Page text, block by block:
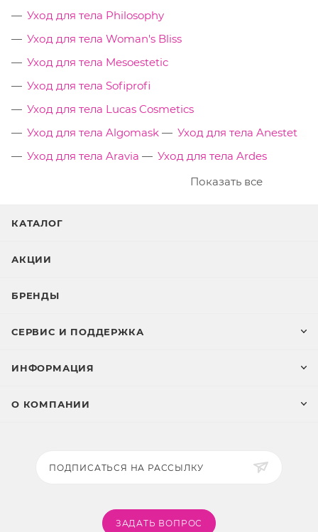
Уход для тела Philosophy
Уход для тела Woman's Bliss
Уход для тела Mesoestetic
Уход для тела Sofiprofi
Уход для тела Lucas Cosmetics
Уход для тела Algomask
Уход для тела Anestet
Уход для тела Aravia
Уход для тела Ardes
Показать все
КАТАЛОГ
АКЦИИ
БРЕНДЫ
СЕРВИС И ПОДДЕРЖКА
ИНФОРМАЦИЯ
О КОМПАНИИ
ПОДПИСАТЬСЯ НА РАССЫЛКУ
ЗАДАТЬ ВОПРОС